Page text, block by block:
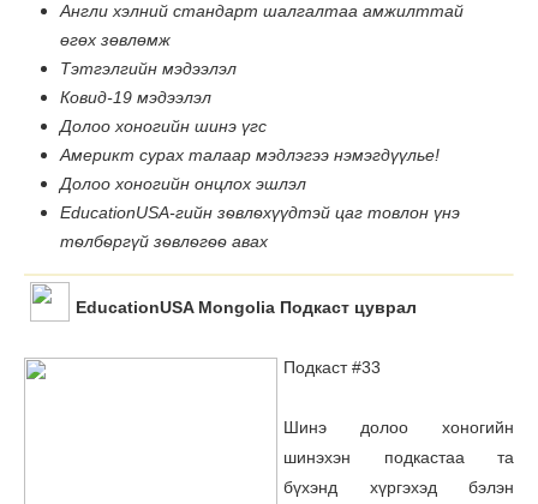
Англи хэлний стандарт шалгалтаа амжилттай
өгөх зөвлөмж
Тэтгэлгийн мэдээлэл
Ковид-19 мэдээлэл
Долоо хоногийн шинэ үгс
Америкт сурах талаар мэдлэгээ нэмэгдүүлье!
Долоо хоногийн онцлох эшлэл
EducationUSA-гийн зѳвлѳхүүдтэй цаг товлон үнэ
тѳлбѳргүй зѳвлѳгѳѳ авах
EducationUSA Mongolia Подкаст цуврал
Подкаст #33
Шинэ долоо хоногийн
шинэхэн подкастаа та
бүхэнд хүргэхэд бэлэн